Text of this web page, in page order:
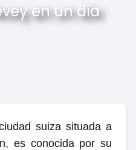
en un día
suiza situada a
es conocida por su